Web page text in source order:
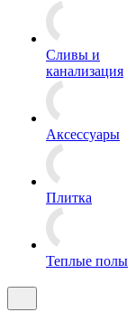
Сливы и
канализация
Аксессуары
Плитка
Теплые полы